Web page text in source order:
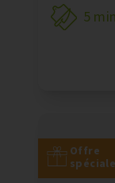
5 min
Offre
spéciale